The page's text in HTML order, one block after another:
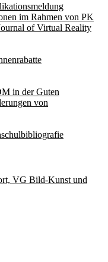
im Rahmen von PK
of Virtual Reality
in der Guten
von
VG Bild-Kunst und